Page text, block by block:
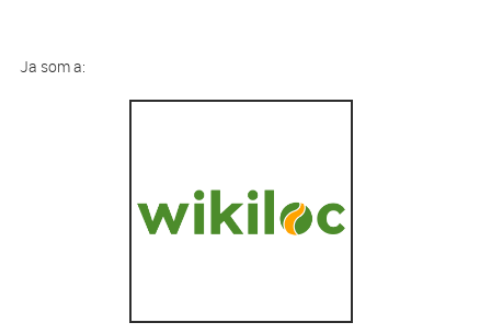
Ja som a: